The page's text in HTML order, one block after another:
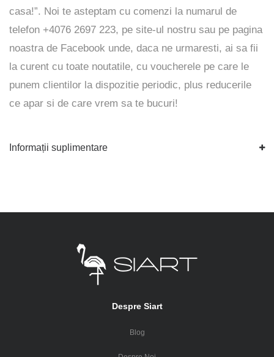
casa!”. Noi te asteptam cu comenzi la numarul de
telefon +4076 2697 223, pe site-ul nostru sau pe pagina
noastra de Facebook unde, daca ne urmaresti, ai sa fii
la curent cu toate noutatile, cu voucherele pe care le
punem clientilor la dispozitie periodic, plus reducerile
ce apar si de care vrem sa te bucuri!
Informații suplimentare
Despre Siart
Blog